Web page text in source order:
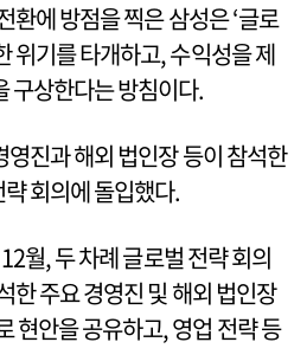
환에 방점을 찍은 삼성은 ‘글로
위기를 타개하고, 수익성을 제
구상한다는 방침이다.
진과 해외 법인장 등이 참석한
회의에 돌입했다.
월, 두 차례 글로벌 전략 회의
한 주요 경영진 및 해외 법인장
현안을 공유하고, 영업 전략 등